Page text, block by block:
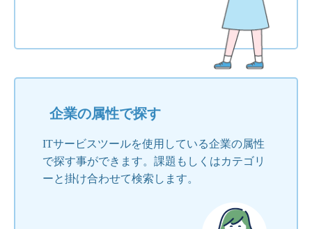
企業の属性で探す
ITサービスツールを使用している企業の属性
で探す事ができます。課題もしくはカテゴリ
ーと掛け合わせて検索します。